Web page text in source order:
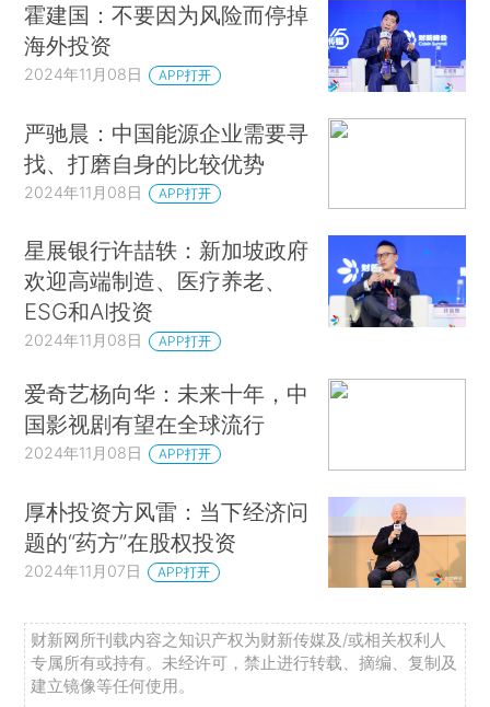
霍建国：不要因为风险而停掉
海外投资
2024年11月08日 APP打开
严驰晨：中国能源企业需要寻
找、打磨自身的比较优势
2024年11月08日 APP打开
星展银行许喆轶：新加坡政府
欢迎高端制造、医疗养老、
ESG和AI投资
2024年11月08日 APP打开
爱奇艺杨向华：未来十年，中
国影视剧有望在全球流行
2024年11月08日 APP打开
厚朴投资方风雷：当下经济问
题的“药方”在股权投资
2024年11月07日 APP打开
财新网所刊载内容之知识产权为财新传媒及/或相关权利人
专属所有或持有。未经许可，禁止进行转载、摘编、复制及
建立镜像等任何使用。